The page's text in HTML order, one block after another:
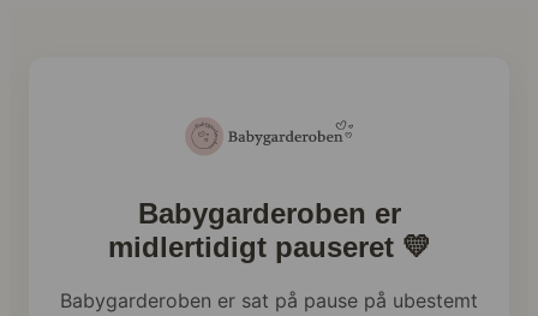
Babygarderoben er
midlertidigt pauseret 💛
Babygarderoben er sat på pause på ubestemt